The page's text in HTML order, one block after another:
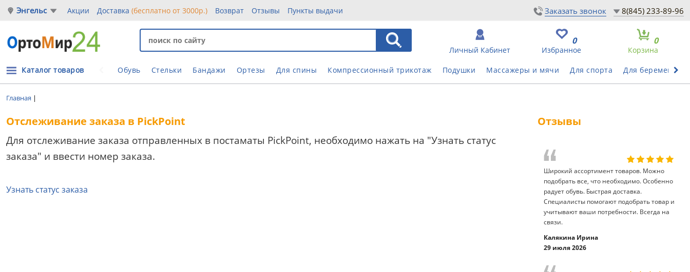
Энгельс Акции Доставка(бесплатно от 3000р.) Возврат Отзывы Пункты выдачи Заказать звонок 8(845) 233-89-96
Корзина
0
Избранное
0
Личный Кабинет
Обувь Стельки Бандажи Ортезы Для спины Компрессионный трикотаж Подушки Массажеры и мячи Для спорта Для беременных
Каталог товаров
Главная |
Отслеживание заказа в PickPoint
Для отслеживание заказа отправленных в постаматы PickPoint, необходимо нажать на "Узнать статус
заказа" и ввести номер заказа.
Узнать статус заказа
Отзывы
Широкий ассортимент товаров. Можно
подобрать все, что необходимо. Особенно
радует обувь. Быстрая доставка.
Специалисты помогают подобрать товар и
учитывают ваши потребности. Всегда на
связи.
Калякина Ирина
29 июля 2026